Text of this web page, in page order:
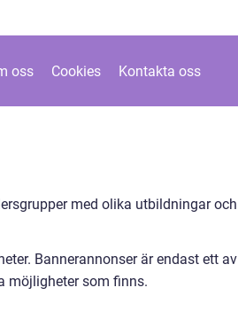
oss Cookies Kontakta oss
med olika utbildningar och
Bannerannonser är endast ett av
möjligheter som finns.